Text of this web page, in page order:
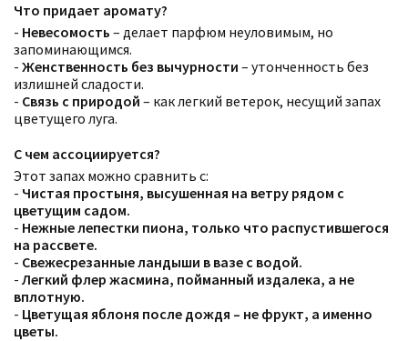
Что придает аромату?
- Невесомость – делает парфюм неуловимым, но
запоминающимся.
- Женственность без вычурности – утонченность без
излишней сладости.
- Связь с природой – как легкий ветерок, несущий запах
цветущего луга.
С чем ассоциируется?
Этот запах можно сравнить с:
- Чистая простыня, высушенная на ветру рядом с
цветущим садом.
- Нежные лепестки пиона, только что распустившегося
на рассвете.
- Свежесрезанные ландыши в вазе с водой.
- Легкий флер жасмина, пойманный издалека, а не
вплотную.
- Цветущая яблоня после дождя – не фрукт, а именно
цветы.
Фильтры Сбросить все
Рейтинг